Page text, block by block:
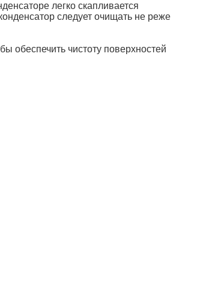
легко скапливается
следует очищать не реже
обеспечить чистоту поверхностей